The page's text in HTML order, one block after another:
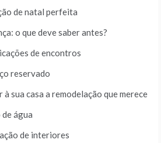
de natal perfeita
o que deve saber antes?
de encontros
reservado
sua casa a remodelação que merece
água
de interiores